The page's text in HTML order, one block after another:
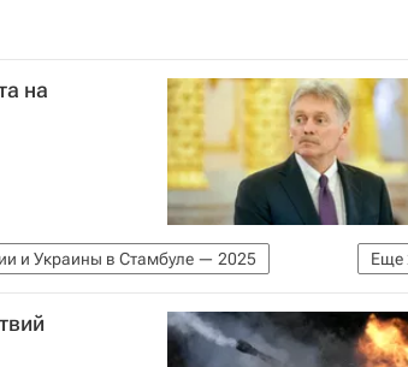
на
Еще
и Украины в Стамбуле — 2025